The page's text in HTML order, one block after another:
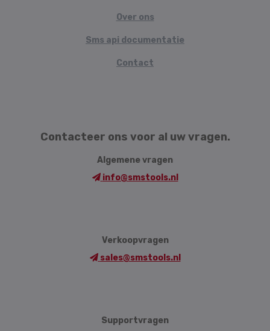
Over ons
Sms api documentatie
Contact
Contacteer ons voor al uw vragen.
Algemene vragen
info@smstools.nl
Verkoopvragen
sales@smstools.nl
Supportvragen